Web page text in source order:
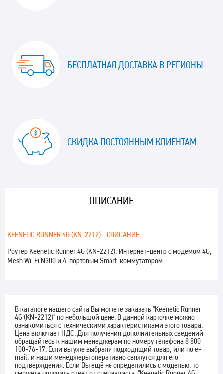
БЕСПЛАТНАЯ ДОСТАВКА В РЕГИОНЫ
СКИДКА ПОСТОЯННЫМ КЛИЕНТАМ
ОПИСАНИЕ
KEENETIC RUNNER 4G (KN-2212) - ОПИСАНИЕ
Роутер Keenetic Runner 4G (KN-2212), Интернет-центр с модемом 4G,
Mesh Wi-Fi N300 и 4-портовым Smart-коммутатором
В каталоге нашего сайта Вы можете заказать "Keenetic Runner
4G (KN-2212)" по небольшой цене. В данной карточке можно
ознакомиться с техническими характеристиками этого товара.
Цена включает НДС. Для получения дополнительных сведений
обращайтесь к нашим менеджерам по номеру телефона 8 800
100-76-17. Если вы уже выбрали подходящий товар, или по e-
mail, и наши менеджеры оперативно свяжутся для его
подтверждения. Если Вы ещё не определились с моделью, то